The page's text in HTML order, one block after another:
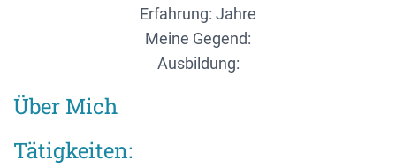
Erfahrung: Jahre
Meine Gegend:
Ausbildung:
Über Mich
Tätigkeiten: